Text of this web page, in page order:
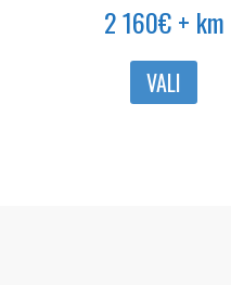
2 160€ + km
VALI